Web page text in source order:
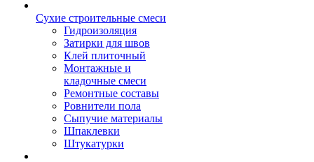
Сухие строительные смеси
Гидроизоляция
Затирки для швов
Клей плиточный
Монтажные и
кладочные смеси
Ремонтные составы
Ровнители пола
Сыпучие материалы
Шпаклевки
Штукатурки